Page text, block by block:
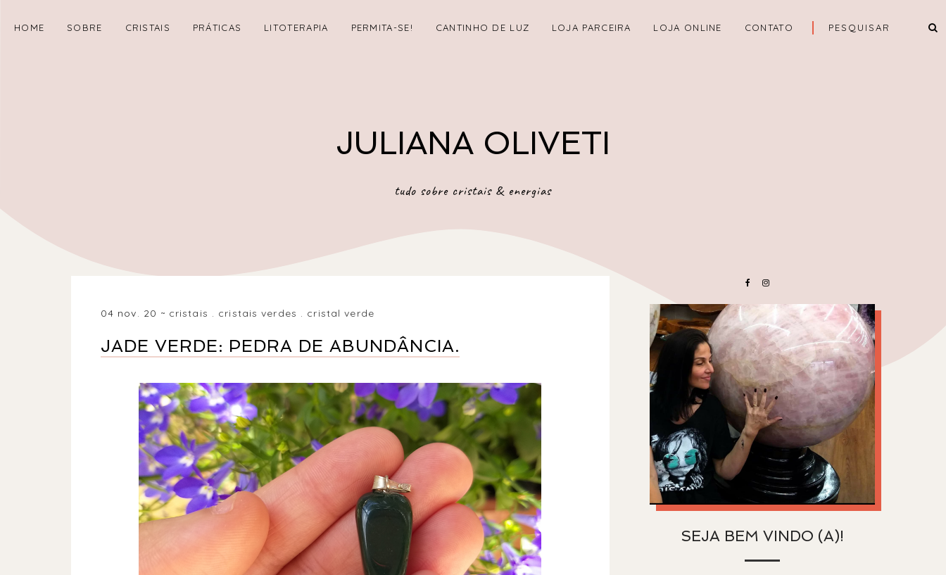
HOME SOBRE CRISTAIS PRÁTICAS LITOTERAPIA PERMITA-SE! CANTINHO DE LUZ LOJA PARCEIRA LOJA ONLINE CONTATO
JULIANA OLIVETI
tudo sobre cristais & energias
04 nov. 20 cristais . cristais verdes . cristal verde
JADE VERDE: PEDRA DE ABUNDÂNCIA.
SEJA BEM VINDO (A)!